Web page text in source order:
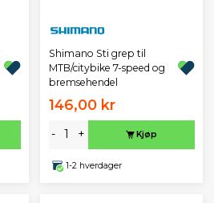
Shimano Sti grep til
MTB/citybike 7-speed og
bremsehendel
146,00 kr
- + Kjøp
1-2 hverdager